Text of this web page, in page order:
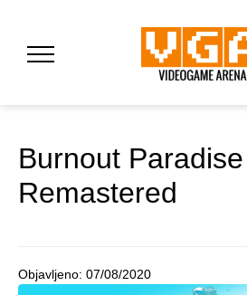
Burnout Paradise
Remastered
Objavljeno: 07/08/2020